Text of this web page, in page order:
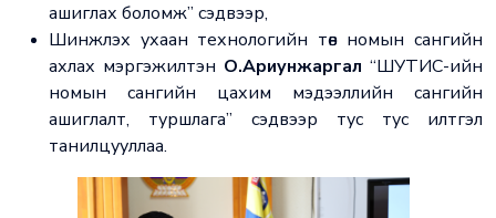
ашиглах боломж” сэдвээр,
Шинжлэх ухаан технологийн төв номын сангийн
ахлах мэргэжилтэн О.Ариунжаргал “ШУТИС-ийн
номын сангийн цахим мэдээллийн сангийн
ашиглалт, туршлага” сэдвээр тус тус илтгэл
танилцууллаа.